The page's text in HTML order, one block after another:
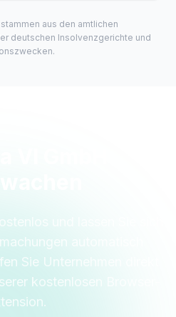
aus den amtlichen
deutschen Insolvenzgerichte und
und lassen Sie sich
automatisch
Sie Unternehmen direkt
kostenlosen Browser-